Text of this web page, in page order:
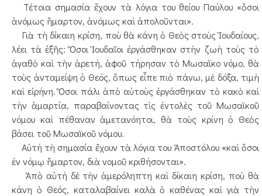
Τέτοια σημασία ἔχουν τὰ λόγια του θείου Παύλου «ὅσοι
ἀνόμως ἥμαρτον, ἀνόμως καὶ ἀπολοῦνται».
Γιὰ τὴ δίκαιη κρίση, ποὺ θὰ κάνη ὁ Θεὸς στοὺς Ἰουδαίους,
λέει τὰ ἑξῆς: Ὅσοι Ἰουδαῖοι ἐργάσθηκαν στὴν ζωὴ τοὺς τὸ
ἀγαθὸ καὶ τὴν ἀρετή, ἀφοῦ τήρησαν τὸ Μωσαϊκο νόμο, θὰ
τοὺς ἀνταμείψη ὁ Θεός, ὅπως εἶπε πιὸ πάνω, μὲ δόξα, τιμὴ
καὶ εἰρήνη. Ὅσοι πάλι ἀπὸ αὐτοὺς ἐργάσθηκαν τὸ κακὸ καὶ
τὴν ἁμαρτία, παραβαίνοντας τὶς ἐντολὲς τοῦ Μωσαϊκοῦ
νόμου καὶ πέθαναν ἀμετανόητοι, θὰ τοὺς κρίνη ὁ Θεὸς
βάσει τοῦ Μωσαϊκοῦ νόμου.
Αὐτή τὴ σημασία ἔχουν τὰ λόγια του Ἀποστόλου «καὶ ὅσοι
ἐν νόμῳ ἥμαρτον, διὰ νομοῦ κριθήσονται».
Ἀπὸ αὐτή δὲ τὴν ἀμερόληπτη καὶ δίκαιη κρίση, ποὺ θὰ
κάνη ὁ Θεός, καταλαβαίνει καλὰ ὁ καθένας καὶ γιὰ τὴν